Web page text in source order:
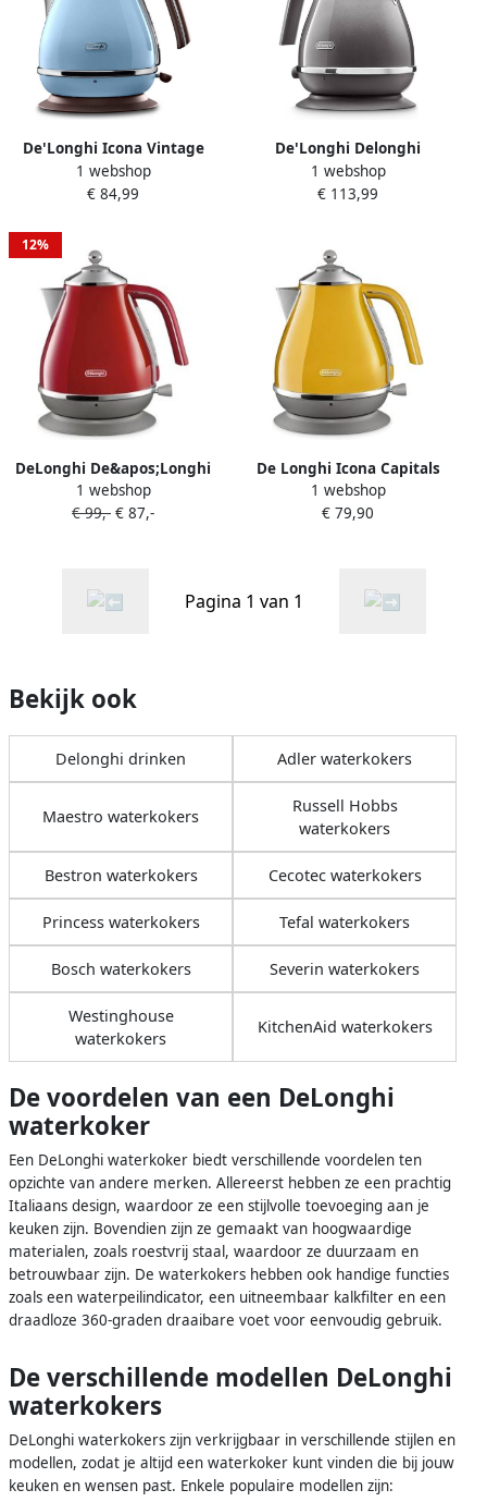
De'Longhi Icona Vintage
KBOV 2001.AZ Waterkoker
Blauw
1 webshop
€ 84,99
De'Longhi Delonghi
KBOT2001.GY Icona
Metallics Waterkoker 1.7L
1 webshop
€ 113,99
12%
DeLonghi De&apos;Longhi
KBOC2001.R Waterkoker
Rood
1 webshop
€ 99,- € 87,-
De Longhi Icona Capitals
waterkoker 1 7 l 2000 W
Geel
1 webshop
€ 79,90
Pagina 1 van 1
Bekijk ook
Delonghi drinken Adler waterkokers
Maestro waterkokers
Russell Hobbs
waterkokers
Bestron waterkokers Cecotec waterkokers
Princess waterkokers Tefal waterkokers
Bosch waterkokers Severin waterkokers
Westinghouse
waterkokers
KitchenAid waterkokers
De voordelen van een DeLonghi
waterkoker
Een DeLonghi waterkoker biedt verschillende voordelen ten
opzichte van andere merken. Allereerst hebben ze een prachtig
Italiaans design, waardoor ze een stijlvolle toevoeging aan je
keuken zijn. Bovendien zijn ze gemaakt van hoogwaardige
materialen, zoals roestvrij staal, waardoor ze duurzaam en
betrouwbaar zijn. De waterkokers hebben ook handige functies
zoals een waterpeilindicator, een uitneembaar kalkfilter en een
draadloze 360-graden draaibare voet voor eenvoudig gebruik.
De verschillende modellen DeLonghi
waterkokers
DeLonghi waterkokers zijn verkrijgbaar in verschillende stijlen en
modellen, zodat je altijd een waterkoker kunt vinden die bij jouw
keuken en wensen past. Enkele populaire modellen zijn: